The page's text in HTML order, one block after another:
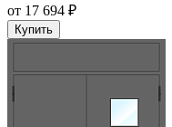
от 17 694 ₽
Купить